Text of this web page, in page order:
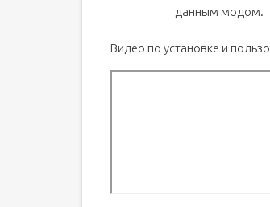
данным модом.
Видео по установке и